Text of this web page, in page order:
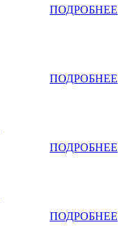
ПОДРОБНЕЕ
ПОДРОБНЕЕ
ПОДРОБНЕЕ
ПОДРОБНЕЕ